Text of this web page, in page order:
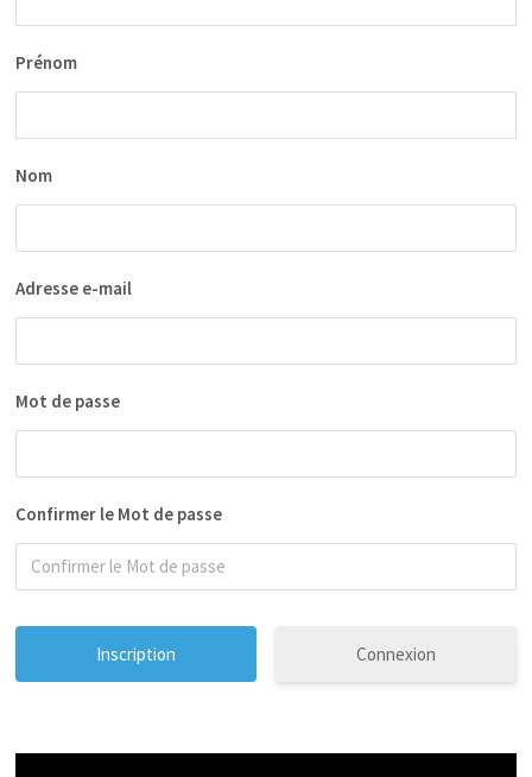
Prénom
Nom
Adresse e-mail
Mot de passe
Confirmer le Mot de passe
Connexion